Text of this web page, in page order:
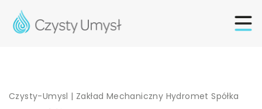
Czysty-Umysl | Zakład Mechaniczny Hydromet Spółka